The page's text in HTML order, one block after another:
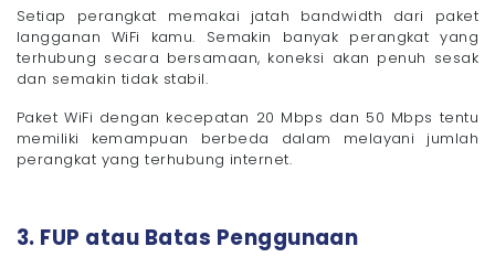
Setiap perangkat memakai jatah bandwidth dari paket
langganan WiFi kamu. Semakin banyak perangkat yang
terhubung secara bersamaan, koneksi akan penuh sesak
dan semakin tidak stabil.
Paket WiFi dengan kecepatan 20 Mbps dan 50 Mbps tentu
memiliki kemampuan berbeda dalam melayani jumlah
perangkat yang terhubung internet.
3. FUP atau Batas Penggunaan